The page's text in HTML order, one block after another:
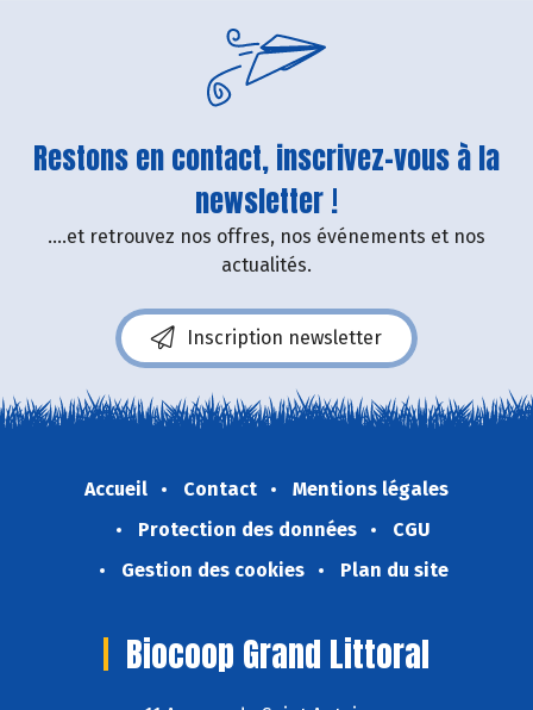
Restons en contact, inscrivez-vous à la
newsletter !
....et retrouvez nos offres, nos événements et nos
actualités.
Inscription newsletter
Accueil Contact
Mentions légales
Protection des données
CGU
Gestion des cookies
Plan du site
Biocoop Grand Littoral